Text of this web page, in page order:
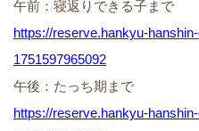
午前：寝返りできる子まで
https://reserve.hankyu-
1751597965092
午後：たっち期まで
https://reserve.hankyu-